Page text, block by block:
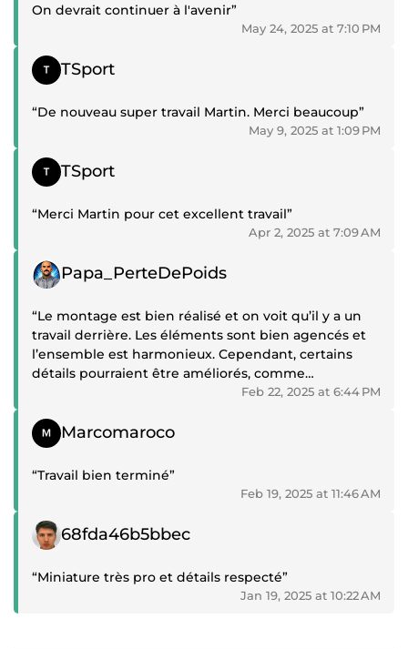
On devrait continuer à l'avenir”
May 24, 2025 at 7:10 PM
Positive review
TSport
“De nouveau super travail Martin. Merci beaucoup”
May 9, 2025 at 1:09 PM
Positive review
TSport
“Merci Martin pour cet excellent travail”
Apr 2, 2025 at 7:09 AM
Positive review
Papa_PerteDePoids
“Le montage est bien réalisé et on voit qu’il y a un
travail derrière. Les éléments sont bien agencés et
l’ensemble est harmonieux. Cependant, certains
détails pourraient être améliorés, comme
l'intégration des éléments pour un rendu encore
Cela reste un très bon travail avec un beau
potentiel.”
Feb 22, 2025 at 6:44 PM
Positive review
Marcomaroco
“Travail bien terminé”
Feb 19, 2025 at 11:46 AM
Positive review
68fda46b5bbec
“Miniature très pro et détails respecté”
Jan 19, 2025 at 10:22 AM